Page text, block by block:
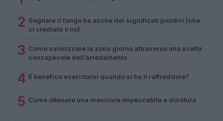
2 Sognare il fango ha anche dei significati positivi (che
ci crediate o no)
3 Come valorizzare la zona giorno attraverso una scelta
consapevole dell’arredamento
4 È benefico esercitarsi quando si ha il raffreddore?
5 Come ottenere una manicure impeccabile e duratura